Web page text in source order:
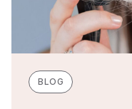
BLOG